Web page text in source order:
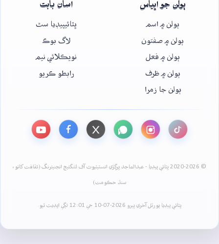
ٻولن جو اڀياس
ٻولن ۾ اسم
ٻولن ۾ صفتون
ٻولن ۾ فعل
ٻولن ۾ ظرف
ٻولن جا زمرا
اسان بابت
ڀٽائيپيڊيا سٿ
لاگ بوڪ
نويڪلائي نيم
رابطو ڪريو
© 2020-2026 ڀٽائي پيڊيا - عبدالماجد ڀرڳڙي انسٽيٽيوٽ آف لئنگئيج انجنيئرنگ (ثقافت کاتو،
سنڌ حڪومت)
ڀٽائي پيڊيا پورٽل آخري ڀيرو 2026-07-10 جي 12:01 لڳي اپڊيٽ ٿيو.